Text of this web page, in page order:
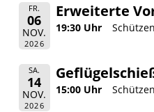
FR.
06
NOV.
2026
Erweiterte
19:30 Uhr
SA.
14
NOV.
2026
15:00 Uhr